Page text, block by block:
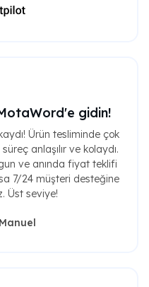
gidin!
Ürün tesliminde çok
anlaşılır ve kolaydı.
ve anında fiyat teklifi
7/24 müşteri desteğine
Üst seviye!